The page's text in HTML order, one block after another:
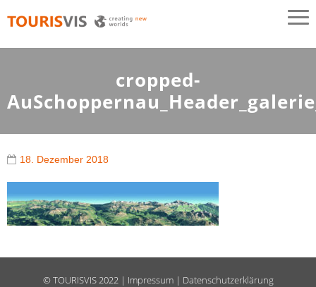
TOURISVIS
3D Panoramakarten aus Österreich
cropped-
18. Dezember 2018
©TOURISVIS2022 | Impressum| Datenschutzerklärung